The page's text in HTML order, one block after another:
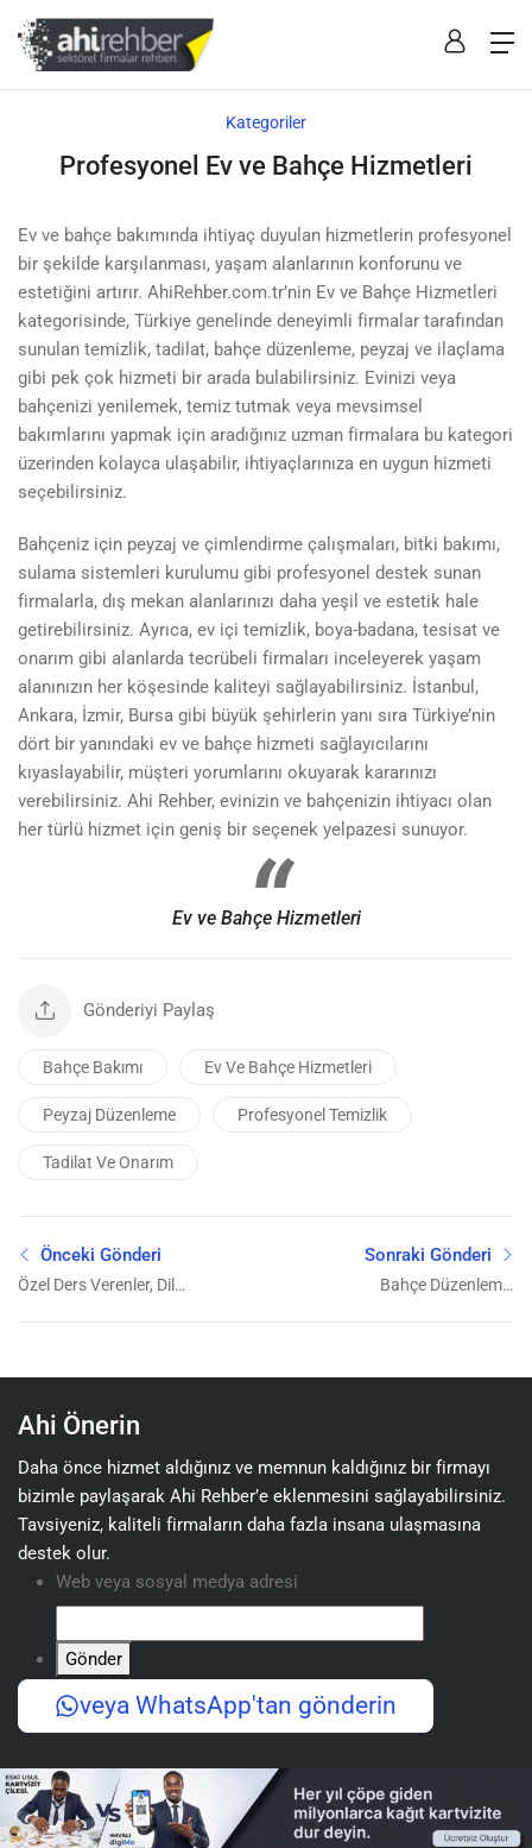
Kategoriler
Profesyonel Ev ve Bahçe Hizmetleri
Ev ve bahçe bakımında ihtiyaç duyulan hizmetlerin profesyonel
bir şekilde karşılanması, yaşam alanlarının konforunu ve
estetiğini artırır. AhiRehber.com.tr’nin Ev ve Bahçe Hizmetleri
kategorisinde, Türkiye genelinde deneyimli firmalar tarafından
sunulan temizlik, tadilat, bahçe düzenleme, peyzaj ve ilaçlama
gibi pek çok hizmeti bir arada bulabilirsiniz. Evinizi veya
bahçenizi yenilemek, temiz tutmak veya mevsimsel
bakımlarını yapmak için aradığınız uzman firmalara bu kategori
üzerinden kolayca ulaşabilir, ihtiyaçlarınıza en uygun hizmeti
seçebilirsiniz.
Bahçeniz için peyzaj ve çimlendirme çalışmaları, bitki bakımı,
sulama sistemleri kurulumu gibi profesyonel destek sunan
firmalarla, dış mekan alanlarınızı daha yeşil ve estetik hale
getirebilirsiniz. Ayrıca, ev içi temizlik, boya-badana, tesisat ve
onarım gibi alanlarda tecrübeli firmaları inceleyerek yaşam
alanınızın her köşesinde kaliteyi sağlayabilirsiniz. İstanbul,
Ankara, İzmir, Bursa gibi büyük şehirlerin yanı sıra Türkiye’nin
dört bir yanındaki ev ve bahçe hizmeti sağlayıcılarını
kıyaslayabilir, müşteri yorumlarını okuyarak kararınızı
verebilirsiniz. Ahi Rehber, evinizin ve bahçenizin ihtiyacı olan
her türlü hizmet için geniş bir seçenek yelpazesi sunuyor.
Ev ve Bahçe Hizmetleri
Gönderiyi Paylaş
Bahçe Bakımı Ev Ve Bahçe Hizmetleri
Peyzaj Düzenleme Profesyonel Temizlik
Tadilat Ve Onarım
Önceki Gönderi
Özel Ders Verenler, Dil
Sonraki Gönderi
Bahçe Düzenleme,
Ahi Önerin
Daha önce hizmet aldığınız ve memnun kaldığınız bir firmayı
bizimle paylaşarak Ahi Rehber’e eklenmesini sağlayabilirsiniz.
Tavsiyeniz, kaliteli firmaların daha fazla insana ulaşmasına
destek olur.
Web veya sosyal medya adresi
Gönder
veya WhatsApp'tan gönderin